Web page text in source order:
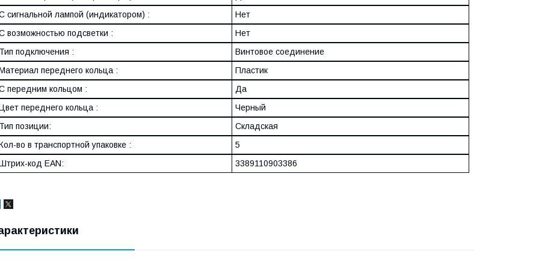
сигнальной лампой (индикатором) :
Нет
возможностью подсветки :
Нет
подключения :
Винтовое соединение
переднего кольца :
Пластик
передним кольцом :
Да
переднего кольца :
Черный
позиции:
Складская
во в транспортной упаковке :
5
код EAN:
3389110903386